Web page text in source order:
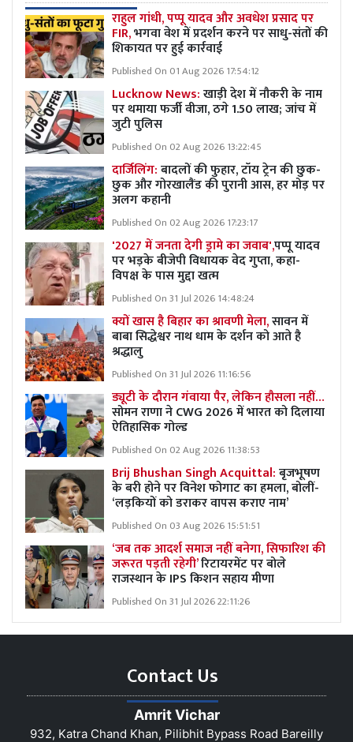
राहुल गांधी, पप्पू यादव और अवधेश प्रसाद पर
FIR,भगवा वेश में प्रदर्शन करने पर साधु-संतों की
शिकायत पर हुई कार्रवाई
Published On 01 Aug 2026 17:54:12
Lucknow News:खाड़ी देश में नौकरी के नाम
पर थमाया फर्जी वीजा, ठगे 1.50 लाख; जांच में
जुटी पुलिस
Published On 02 Aug 2026 13:22:45
दार्जिलिंग:बादलों की फुहार, टॉय ट्रेन की छुक-
छुक और गोरखालैंड की पुरानी आस, हर मोड़ पर
अलग कहानी
Published On 02 Aug 2026 17:23:17
'2027 में जनता देगी ड्रामे का जवाब',पप्पू यादव
पर भड़के बीजेपी विधायक वेद गुप्ता, कहा-
विपक्ष के पास मुद्दा खत्म
Published On 31 Jul 2026 14:48:24
क्यों खास है बिहार का श्रावणी मेला,सावन में
बाबा सिद्धेश्वर नाथ धाम के दर्शन को आते है
श्रद्धालु
Published On 31 Jul 2026 11:16:56
ड्यूटी के दौरान गंवाया पैर, लेकिन हौसला नहीं…
सोमन राणा ने CWG 2026 में भारत को दिलाया
ऐतिहासिक गोल्ड
Published On 02 Aug 2026 11:38:53
Brij Bhushan Singh Acquittal:बृजभूषण
के बरी होने पर विनेश फोगाट का हमला, बोलीं-
‘लड़कियों को डराकर वापस कराए नाम’
Published On 03 Aug 2026 15:51:51
‘जब तक आदर्श समाज नहीं बनेगा, सिफारिश की
जरूरत पड़ती रहेगी’रिटायरमेंट पर बोले
राजस्थान के IPS किशन सहाय मीणा
Published On 31 Jul 2026 22:11:26
Contact Us
Amrit Vichar
932, Katra Chand Khan, Pilibhit Bypass Road Bareilly